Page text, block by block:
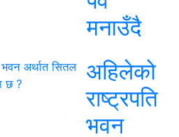
मनाउँदै
अहिलेको
राष्ट्रपति
भवन